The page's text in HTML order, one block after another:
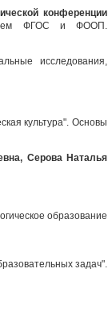
конференции
ФГОС и ФООП.
исследования,
культура". Основы
Серова Наталья
образование
задач".